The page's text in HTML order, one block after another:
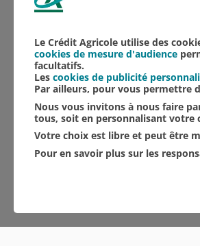
Le Crédit Agricole utilise des
cookies de mesure d'audience
facultatifs.
Les cookies de publicité
Par ailleurs, pour vous permettre
Nous vous invitons à nous faire
tous, soit en personnalisant votre
Votre choix est libre et peut être
Pour en savoir plus sur les